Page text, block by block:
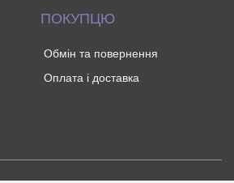
ПОКУПЦЮ
Обмін та повернення
Оплата і доставка